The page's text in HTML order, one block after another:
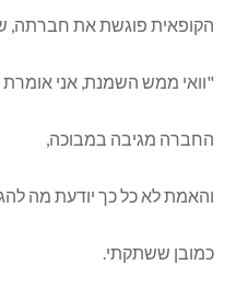
הקופאית פוגשת את חברתה,
"וואי ממש השמנת, אני
החברה מגיבה במבוכה,
והאמת לא כל כך יודעת מה
כמובן ששתקתי.